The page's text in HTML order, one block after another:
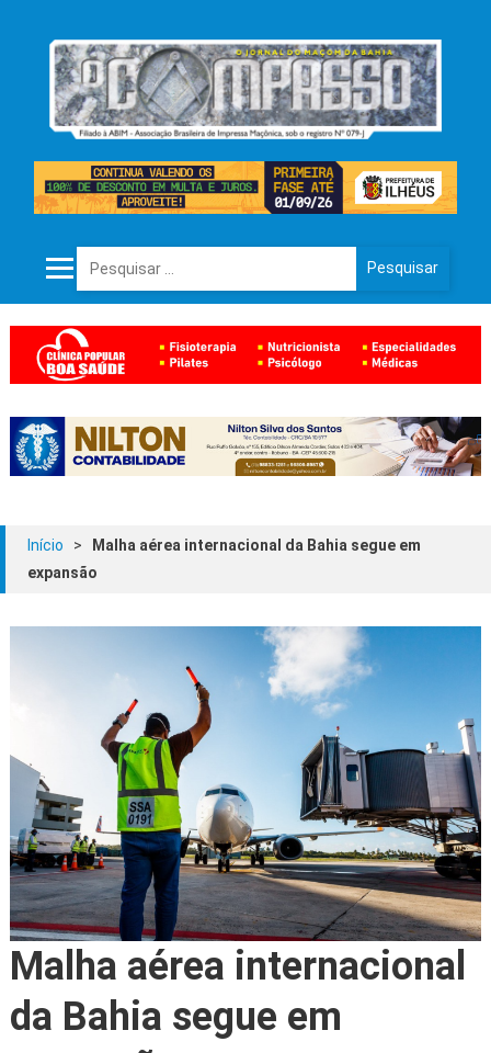
Pesquisar por:
Início >
Malha aérea internacional da Bahia segue em
expansão
Malha aérea internacional
da Bahia segue em